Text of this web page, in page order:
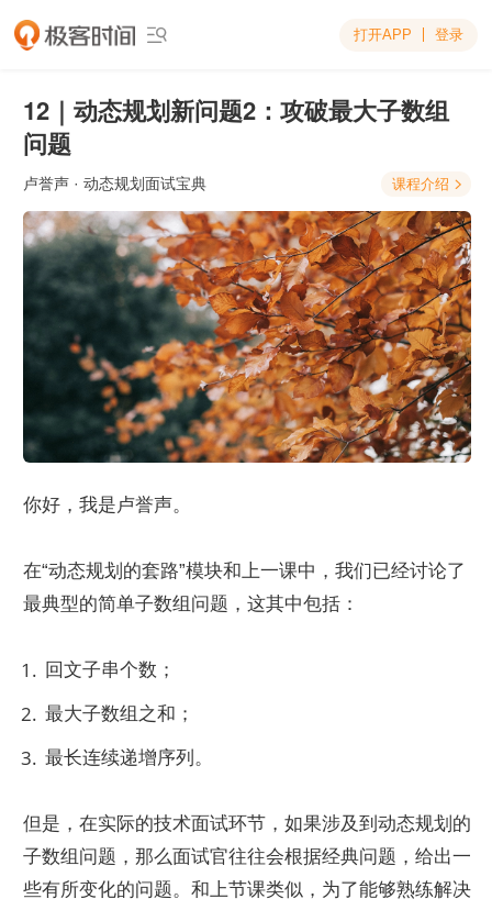
 打开APP 登录
12｜动态规划新问题2：攻破最大子数组
问题
卢誉声 · 动态规划面试宝典 课程介绍 
你好，我是卢誉声。
在“动态规划的套路”模块和上一课中，我们已经讨论了
最典型的简单子数组问题，这其中包括：
回文子串个数；
最大子数组之和；
最长连续递增序列。
但是，在实际的技术面试环节，如果涉及到动态规划的
子数组问题，那么面试官往往会根据经典问题，给出一
些有所变化的问题。和上节课类似，为了能够熟练解决